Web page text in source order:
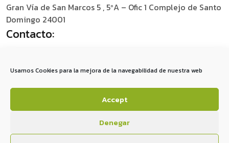
Usamos Cookies para la mejora de la navegabilidad de nuestra web
Accept
Denegar
Gran Vía de San Marcos 5 , 5ºA – Ofic 1 Complejo de Santo
Domingo 24001
Contacto:
ÍT
CA DE CO